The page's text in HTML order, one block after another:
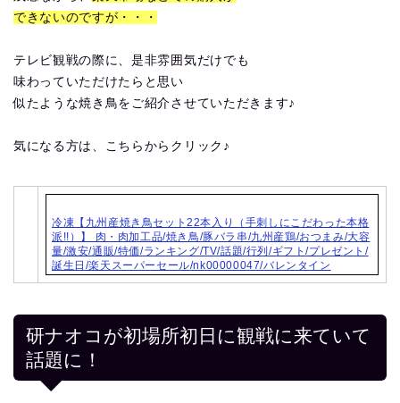
できないのですが・・・
テレビ観戦の際に、是非雰囲気だけでも
味わっていただけたらと思い
似たような焼き鳥をご紹介させていただきます♪
気になる方は、こちらからクリック♪
冷凍【九州産焼き鳥セット22本入り（手刺しにこだわった本格
派!!）】 肉・肉加工品/焼き鳥/豚バラ串/九州産鶏/おつまみ/大容
量/激安/通販/特価/ランキング/TV/話題/行列/ギフト/プレゼント/
誕生日/楽天スーパーセール/nk00000047/バレンタイン
研ナオコが初場所初日に観戦に来ていて
話題に！